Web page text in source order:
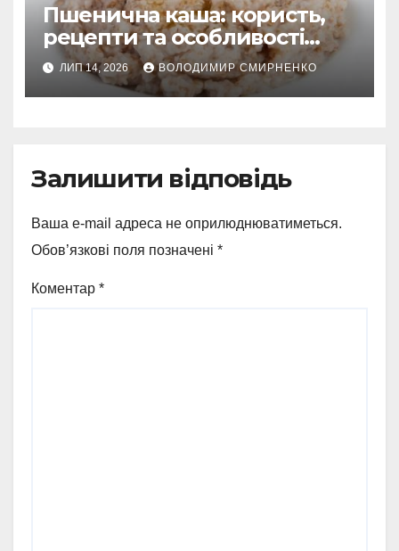
Пшенична каша: користь,
рецепти та особливості
приготування
ЛИП 14, 2026 ВОЛОДИМИР СМИРНЕНКО
Залишити відповідь
Ваша e-mail адреса не оприлюднюватиметься.
Обов’язкові поля позначені *
Коментар *